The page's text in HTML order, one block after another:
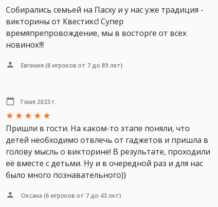
Собирались семьей на Пасху и у нас уже традиция -
викторины от Квестикс! Супер
времяпрепровождение, мы в восторге от всех
новинок!!!
Евгения (8 игроков от 7 до 89 лет)
7 мая 2023 г.
Пришли в гости. На каком-то этапе поняли, что
детей необходимо отвлечь от гаджетов и пришла в
голову мысль о викторине! В результате, проходили
её вместе с детьми. Ну и в очередной раз и для нас
было много познавательного))
Оксана (6 игроков от 7 до 43 лет)